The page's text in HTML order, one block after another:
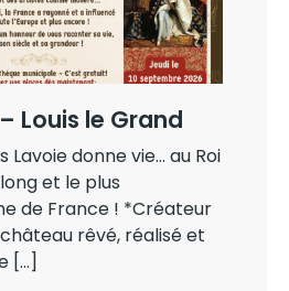
Louis le Grand
Lavoie donne vie… au Roi
long et le plus
de France ! *Créateur
rêvé, réalisé et
[…]